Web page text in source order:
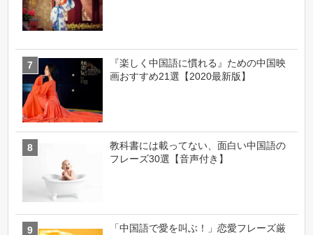
『楽しく中国語に慣れる』ための中国映
画おすすめ21選【2020最新版】
教科書には載ってない、面白い中国語の
フレーズ30選【音声付き】
「中国語で愛を叫ぶ！」恋愛フレーズ厳